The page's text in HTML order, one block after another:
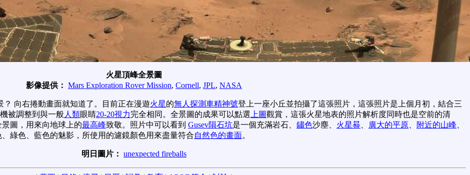
火星頂峰全景圖
影像提供： Mars Exploration Rover Mission, Cornell, JPL, NASA
向右捲動畫面就知道了。目前正在漫遊火星的無人探測車精神號登上一座小丘並拍攝了這張照片，這張照片是上個月初，結合三
被調整到與一般人類眼睛20-20視力完全相同。全景圖的成果可以點選 上圖觀賞，這張火星地表的照片解析度同時也是空前的清
景圖，用來向地球上的最高峰致敬。照片中可以看到 Gusev隕石坑是一個充滿岩石、 鏽色沙塵、 火星晷 廣大的平原 附近的山峰
綠色、藍色的魅影，所使用的濾鏡顏色用來盡量符合自然色的畫面。
明日圖片： unexpected fireballs